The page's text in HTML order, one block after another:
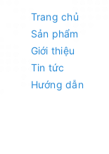
Trang chủ
Sản phẩm
Giới thiệu
Tin tức
Hướng dẫn